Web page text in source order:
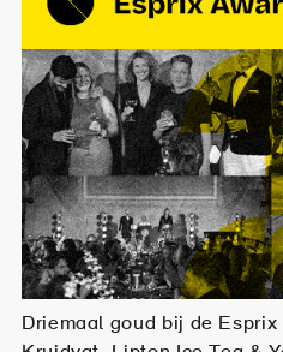
Driemaal goud bij de Esprix